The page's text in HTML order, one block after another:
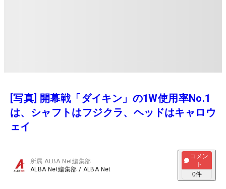
[写真] 開幕戦「ダイキン」の1W使用率No.1
は、シャフトはフジクラ、ヘッドはキャロウ
ェイ
所属ALBA Net編集部
ALBA Net編集部 / ALBA Net
コメン
ト
0件